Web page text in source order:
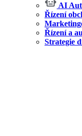
AI
Řízení
Řízení a
Strategie